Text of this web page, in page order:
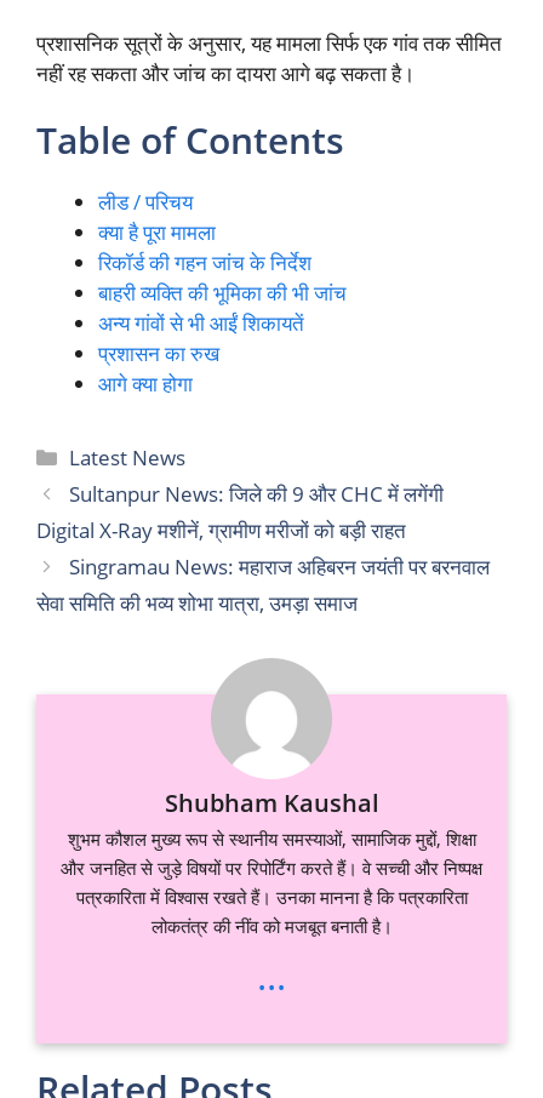
प्रशासनिक सूत्रों के अनुसार, यह मामला सिर्फ एक गांव तक सीमित
नहीं रह सकता और जांच का दायरा आगे बढ़ सकता है।
Table of Contents
लीड / परिचय
क्या है पूरा मामला
रिकॉर्ड की गहन जांच के निर्देश
बाहरी व्यक्ति की भूमिका की भी जांच
अन्य गांवों से भी आईं शिकायतें
प्रशासन का रुख
आगे क्या होगा
Categories
Latest News
Sultanpur News: जिले की 9 और CHC में लगेंगी
Digital X-Ray मशीनें, ग्रामीण मरीजों को बड़ी राहत
Singramau News: महाराज अहिबरन जयंती पर बरनवाल
सेवा समिति की भव्य शोभा यात्रा, उमड़ा समाज
Shubham Kaushal
शुभम कौशल मुख्य रूप से स्थानीय समस्याओं, सामाजिक मुद्दों, शिक्षा
और जनहित से जुड़े विषयों पर रिपोर्टिंग करते हैं। वे सच्ची और निष्पक्ष
पत्रकारिता में विश्वास रखते हैं। उनका मानना है कि पत्रकारिता
लोकतंत्र की नींव को मजबूत बनाती है।
...